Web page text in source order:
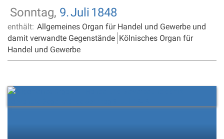
Sonntag, 9.Juli 1848
enthält: Allgemeines Organ für Handel und Gewerbe und
damit verwandte Gegenstände Kölnisches Organ für
Handel und Gewerbe